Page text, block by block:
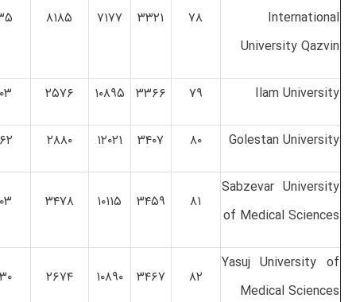
International
University Qazvin
۷۸ ۳۳۲۱ ۷۱۷۷ ۸۱۸۵
Ilam University ۷۹ ۳۳۶۶ ۱۰۸۹۵ ۲۵۷۶
Golestan University ۸۰ ۳۴۰۷ ۱۲۰۲۱ ۲۸۸۰
Sabzevar University
of Medical Sciences
۸۱ ۳۴۵۹ ۱۰۱۱۵ ۳۴۷۸
Yasuj University of
Medical Sciences
۸۲ ۳۴۶۷ ۱۰۸۹۰ ۲۶۷۴